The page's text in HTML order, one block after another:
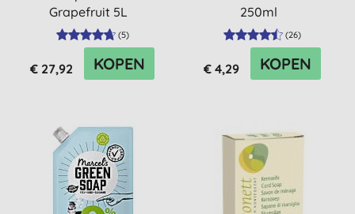
Grapefruit 5L
(5)
€ 27,92 KOPEN
250ml
(26)
€ 4,29 KOPEN